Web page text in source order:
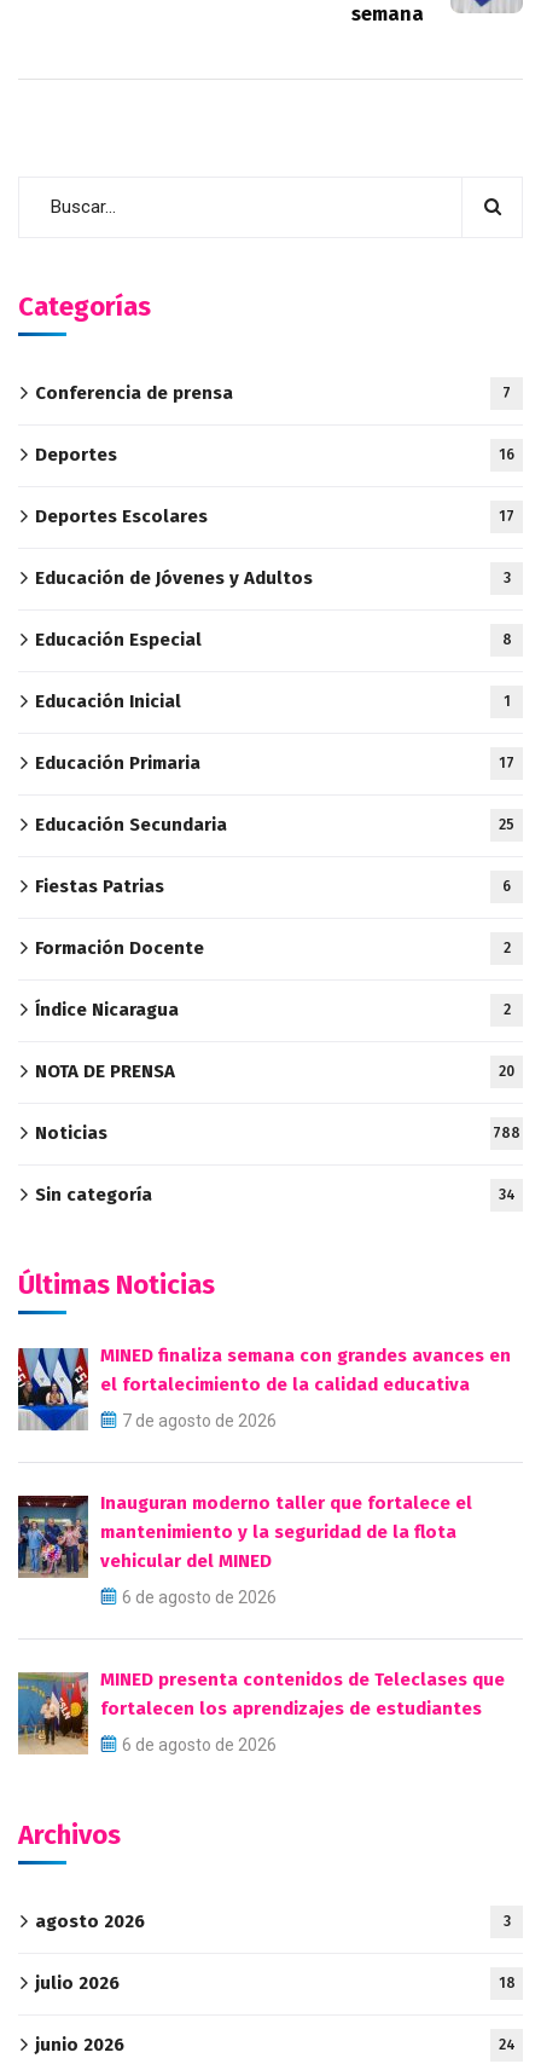
semana
Categorías
Conferencia de prensa 7
Deportes 16
Deportes Escolares 17
Educación de Jóvenes y Adultos 3
Educación Especial 8
Educación Inicial 1
Educación Primaria 17
Educación Secundaria 25
Fiestas Patrias 6
Formación Docente 2
Índice Nicaragua 2
NOTA DE PRENSA 20
Noticias 788
Sin categoría 34
Últimas Noticias
MINED finaliza semana con grandes avances en
el fortalecimiento de la calidad educativa
7 de agosto de 2026
Inauguran moderno taller que fortalece el
mantenimiento y la seguridad de la flota
vehicular del MINED
6 de agosto de 2026
MINED presenta contenidos de Teleclases que
fortalecen los aprendizajes de estudiantes
6 de agosto de 2026
Archivos
agosto 2026 3
julio 2026 18
junio 2026 24